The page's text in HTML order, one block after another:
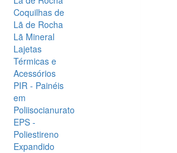
Coquilhas de
Lã de Rocha
Lã Mineral
Lajetas
Térmicas e
Acessórios
PIR - Painéis
em
Poliisocianurato
EPS -
Poliestireno
Expandido